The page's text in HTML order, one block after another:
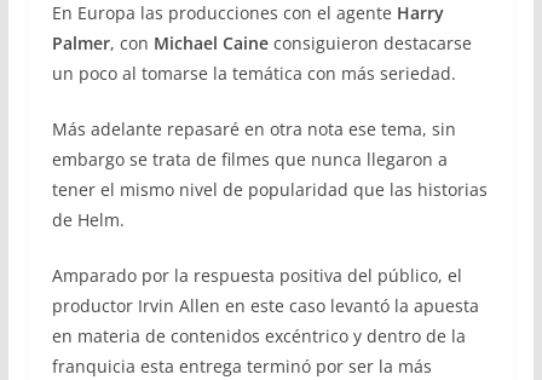
En Europa las producciones con el agente Harry
Palmer, con Michael Caineconsiguieron destacarse
un poco al tomarse la temática con más seriedad.
Más adelante repasaré en otra nota ese tema, sin
embargo se trata de filmes que nunca llegaron a
tener el mismo nivel de popularidad que las historias
de Helm.
Amparado por la respuesta positiva del público, el
productor Irvin Allen en este caso levantó la apuesta
en materia de contenidos excéntrico y dentro de la
franquicia esta entrega terminó por ser la más